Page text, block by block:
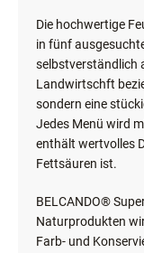
Die hochwertige
in fünf
selbstverständlich
Landwirtschft
sondern eine
Jedes Menü wird
enthält wertvolles
Fettsäuren ist.
BELCANDO®
Naturprodukten
Farb- und